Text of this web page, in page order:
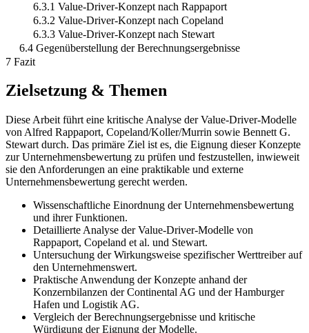
6.3.1 Value-Driver-Konzept nach Rappaport
6.3.2 Value-Driver-Konzept nach Copeland
6.3.3 Value-Driver-Konzept nach Stewart
6.4 Gegenüberstellung der Berechnungsergebnisse
7 Fazit
Zielsetzung & Themen
Diese Arbeit führt eine kritische Analyse der Value-Driver-Modelle
von Alfred Rappaport, Copeland/Koller/Murrin sowie Bennett G.
Stewart durch. Das primäre Ziel ist es, die Eignung dieser Konzepte
zur Unternehmensbewertung zu prüfen und festzustellen, inwieweit
sie den Anforderungen an eine praktikable und externe
Unternehmensbewertung gerecht werden.
Wissenschaftliche Einordnung der Unternehmensbewertung
und ihrer Funktionen.
Detaillierte Analyse der Value-Driver-Modelle von
Rappaport, Copeland et al. und Stewart.
Untersuchung der Wirkungsweise spezifischer Werttreiber auf
den Unternehmenswert.
Praktische Anwendung der Konzepte anhand der
Konzernbilanzen der Continental AG und der Hamburger
Hafen und Logistik AG.
Vergleich der Berechnungsergebnisse und kritische
Würdigung der Eignung der Modelle.